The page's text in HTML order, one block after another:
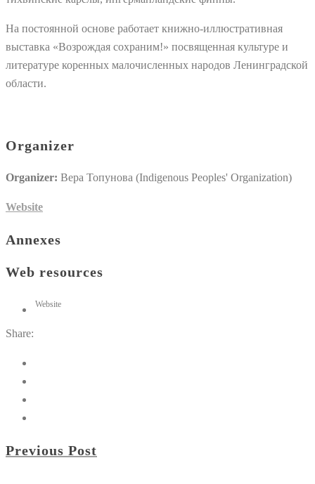
На постоянной основе работает книжно-иллюстративная
выставка «Возрождая сохраним!» посвященная культуре и
литературе коренных малочисленных народов Ленинградской
области.
Organizer
Organizer: Вера Топунова (Indigenous Peoples' Organization)
Website
Annexes
Web resources
Website
Share:
Previous Post